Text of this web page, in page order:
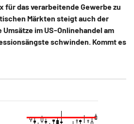
für das verarbeitende Gewerbe zu
Märkten steigt auch der
Umsätze im US-Onlinehandel am
schwinden. Kommt es